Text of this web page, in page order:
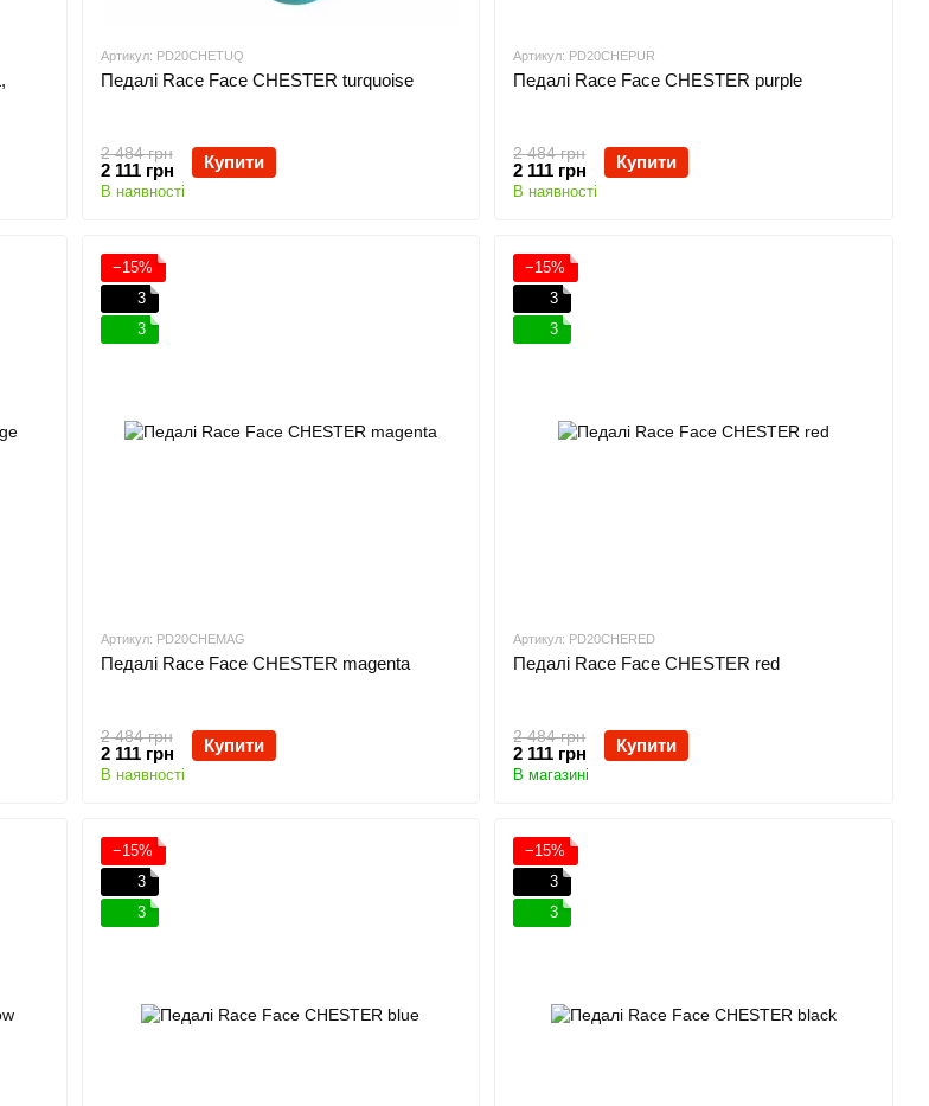
Артикул: PD20CHETUQ
Педалі Race Face CHESTER turquoise
2 484 грн
2 111 грн Купити
В наявності
Артикул: PD20CHEPUR
Педалі Race Face CHESTER purple
2 484 грн
2 111 грн Купити
В наявності
−15%
3
3
Артикул: PD20CHEMAG
Педалі Race Face CHESTER magenta
2 484 грн
2 111 грн Купити
В наявності
−15%
3
3
Артикул: PD20CHERED
Педалі Race Face CHESTER red
2 484 грн
2 111 грн Купити
В магазині
−15%
3
3
−15%
3
3